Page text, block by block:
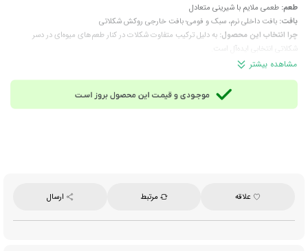
طعم: طعمی ملایم با شیرینی متعادل
بافت: بافت داخلی نرم، سبک و فومی؛ بافت خارجی روکش شکلاتی
چرا انتخاب این محصول: به دلیل ترکیب متفاوت شکلات در کنار طعم‌های میوه‌ای در دسر
شکلاتی انتخابی ایده‌آل است.
ترکیبات: تهیه‌ شده با پودر کاکائو، شیر غلیظ‌ شده، سفیده تخم‌ مرغ خشک، آگار، لسیتین سویا و
این محصول حاوی شیر، تخم مرغ و سویا بوده و برای افراد دارای حساسیت غذایی مناسب
نیست.
ماهکس و چاپار انجام می‌شود و هزینه ارسال با مشتری خواهد بود.
مشاهده بیشتر
علاقه مرتبط ارسال